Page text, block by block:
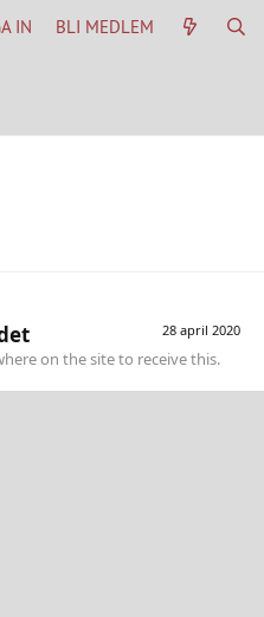
IN BLI MEDLEM
28 april 2020
on the site to receive this.